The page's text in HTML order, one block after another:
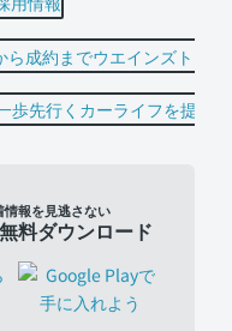
情報を見逃さない
料ダウンロード